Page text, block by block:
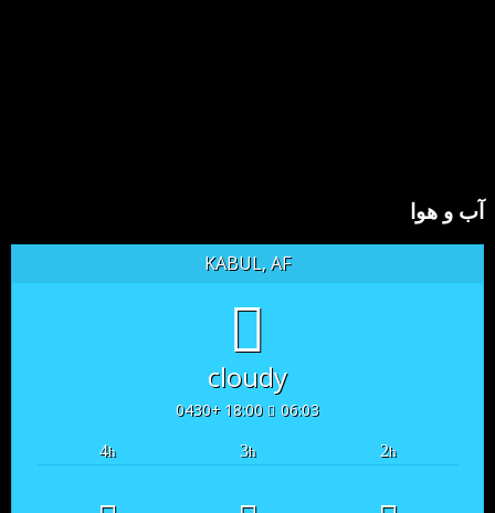
آب و هوا
KABUL, AF
cloudy
06:03
18:00 +0430
2h
3h
4h